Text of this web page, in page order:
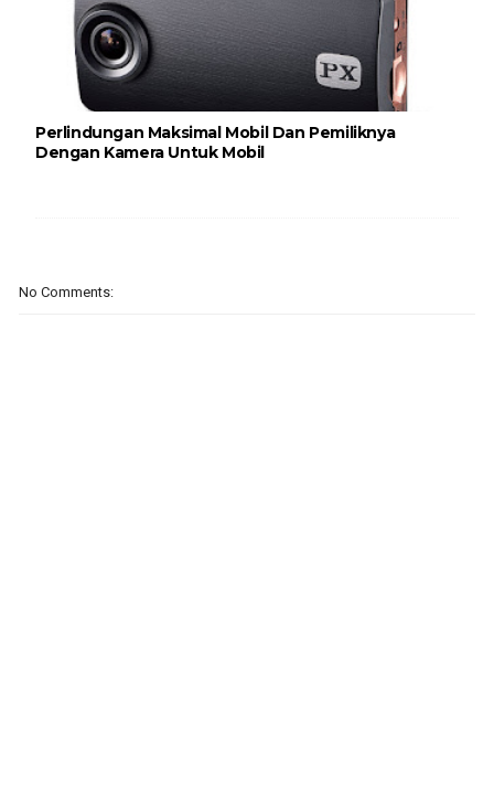
Perlindungan Maksimal Mobil Dan Pemiliknya
Dengan Kamera Untuk Mobil
No Comments: